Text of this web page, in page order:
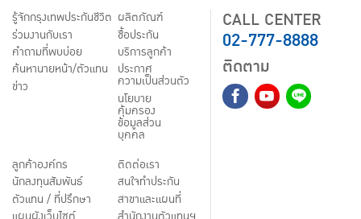
รู้จักกรุงเทพประกันชีวิต
ร่วมงานกับเรา
คำถามที่พบบ่อย
ค้นหานายหน้า/ตัวแทน
ข่าว
ผลิตภัณฑ์
ชื้อประกัน
บริการลูกค้า
ประกาศ
ความเป็นส่วนตัว
นโยบาย
คุ้มครอง
ข้อมูลส่วน
บุคคล
ลูกค้าองค์กร
นักลงทุนสัมพันธ์
ตัวแทน / ที่ปรึกษา
ติดต่อเรา
สนใจทำประกัน
สาขาและแผนที่
CALL CENTER
02-777-8888
ติดตาม